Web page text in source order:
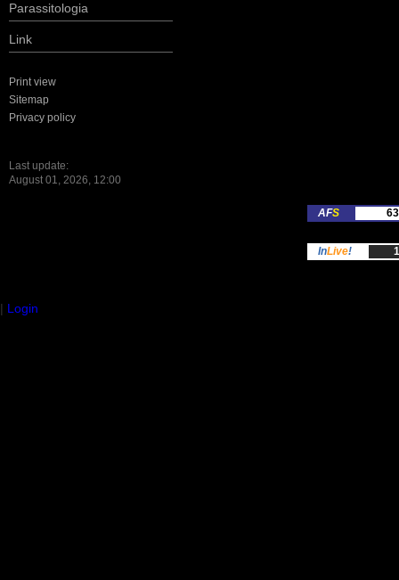
Parassitologia
Link
Print view
Sitemap
Privacy policy
Last update:
August 01, 2026, 12:00
AFS
InLive!
| Login